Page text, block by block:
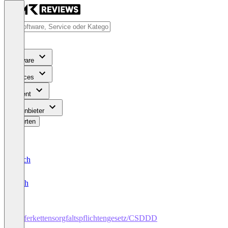
Software
Services
Content
Für Anbieter
Bewerten
Deutsch
English
Lieferkettensorgfaltspflichtengesetz/CSDDD